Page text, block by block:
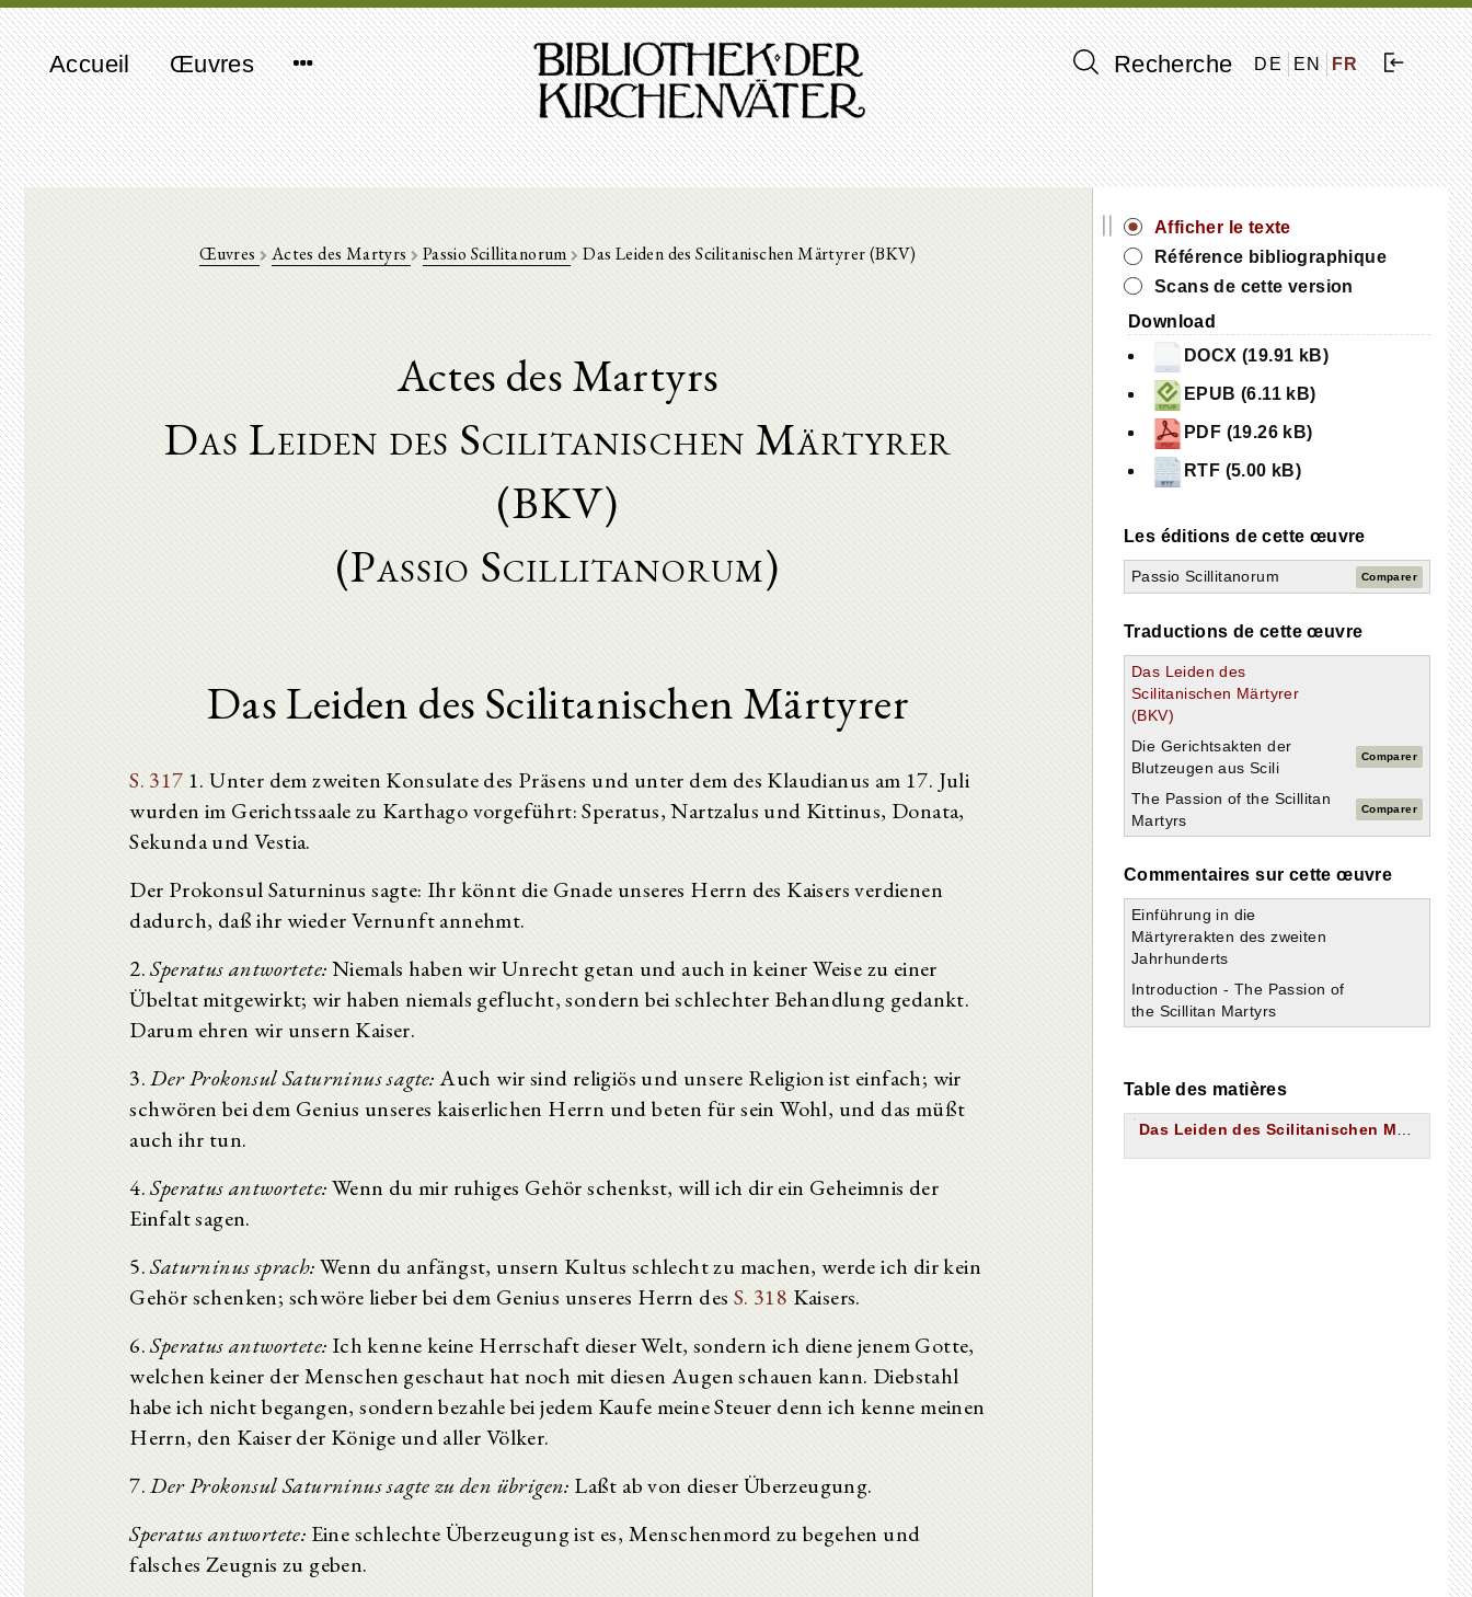
Accueil Œuvres Recherche DE EN FR
Œuvres Actes des Martyrs Passio Scillitanorum Das Leiden des Scilitanischen Märtyrer (BKV)
Actes des Martyrs
Das Leiden des Scilitanischen Märtyrer
(BKV)
(Passio Scillitanorum)
Das Leiden des Scilitanischen Märtyrer
S. 317 1. Unter dem zweiten Konsulate des Präsens und unter dem des Klaudianus am 17. Juli
wurden im Gerichtssaale zu Karthago vorgeführt: Speratus, Nartzalus und Kittinus, Donata,
Sekunda und Vestia.
Der Prokonsul Saturninus sagte: Ihr könnt die Gnade unseres Herrn des Kaisers verdienen
dadurch, daß ihr wieder Vernunft annehmt.
2.Speratus antwortete:Niemals haben wir Unrecht getan und auch in keiner Weise zu einer
Übeltat mitgewirkt; wir haben niemals geflucht, sondern bei schlechter Behandlung gedankt.
Darum ehren wir unsern Kaiser.
3.Der Prokonsul Saturninus sagte:Auch wir sind religiös und unsere Religion ist einfach; wir
schwören bei dem Genius unseres kaiserlichen Herrn und beten für sein Wohl, und das müßt
auch ihr tun.
4.Speratus antwortete:Wenn du mir ruhiges Gehör schenkst, will ich dir ein Geheimnis der
Einfalt sagen.
5.Saturninus sprach:Wenn du anfängst, unsern Kultus schlecht zu machen, werde ich dir kein
Gehör schenken; schwöre lieber bei dem Genius unseres Herrn des S. 318 Kaisers.
6.Speratus antwortete: Ich kenne keine Herrschaft dieser Welt, sondern ich diene jenem Gotte,
welchen keiner der Menschen geschaut hat noch mit diesen Augen schauen kann. Diebstahl
habe ich nicht begangen, sondern bezahle bei jedem Kaufe meine Steuer denn ich kenne meinen
Herrn, den Kaiser der Könige und aller Völker.
7.Der Prokonsul Saturninus sagte zu den übrigen: Laßt ab von dieser Überzeugung.
Speratus antwortete: Eine schlechte Überzeugung ist es, Menschenmord zu begehen und
falsches Zeugnis zu geben.
||
Afficher le texte
Référence bibliographique
Scans de cette version
Download
DOCX (19.91 kB)
EPUB (6.11 kB)
PDF (19.26 kB)
RTF (5.00 kB)
Les éditions de cette œuvre
Passio Scillitanorum Comparer
Traductions de cette œuvre
Das Leiden des
Scilitanischen Märtyrer
(BKV)
Die Gerichtsakten der
Blutzeugen aus Scili
Comparer
The Passion of the Scillitan
Martyrs
Comparer
Commentaires sur cette œuvre
Einführung in die
Märtyrerakten des zweiten
Jahrhunderts
Introduction - The Passion of
the Scillitan Martyrs
Table des matières